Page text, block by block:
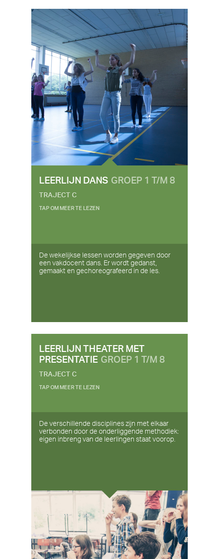
LEERLIJN DANSGROEP 1 T/M 8
TRAJECT C
TAP OM MEER TE LEZEN
De wekelijkse lessen worden gegeven door
een vakdocent dans. Er wordt gedanst,
gemaakt en gechoreografeerd in de les.
LEERLIJN THEATER MET
PRESENTATIEGROEP 1 T/M 8
TRAJECT C
TAP OM MEER TE LEZEN
De verschillende disciplines zijn met elkaar
verbonden door de onderliggende methodiek:
eigen inbreng van de leerlingen staat voorop.